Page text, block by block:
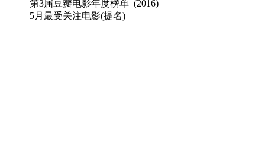
第3届豆瓣电影年度榜单 (2016)
5月最受关注电影(提名)